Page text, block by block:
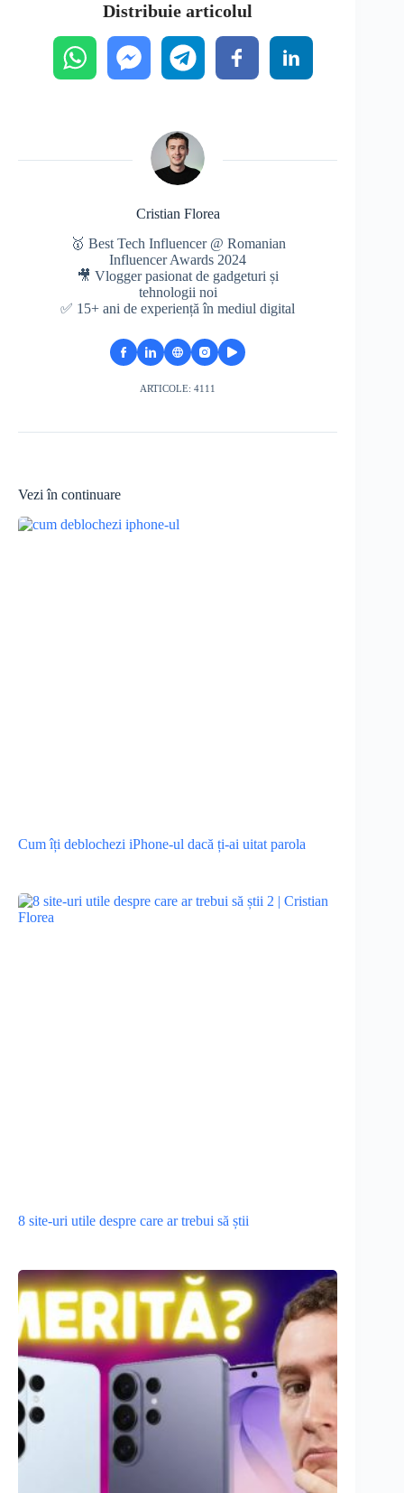
Distribuie articolul
Cristian Florea
🥇 Best Tech Influencer @ Romanian
Influencer Awards 2024
🎥 Vlogger pasionat de gadgeturi și
tehnologii noi
✅ 15+ ani de experiență în mediul digital
ARTICOLE: 4111
Vezi în continuare
Cum îți deblochezi iPhone-ul dacă ți-ai uitat parola
8 site-uri utile despre care ar trebui să știi